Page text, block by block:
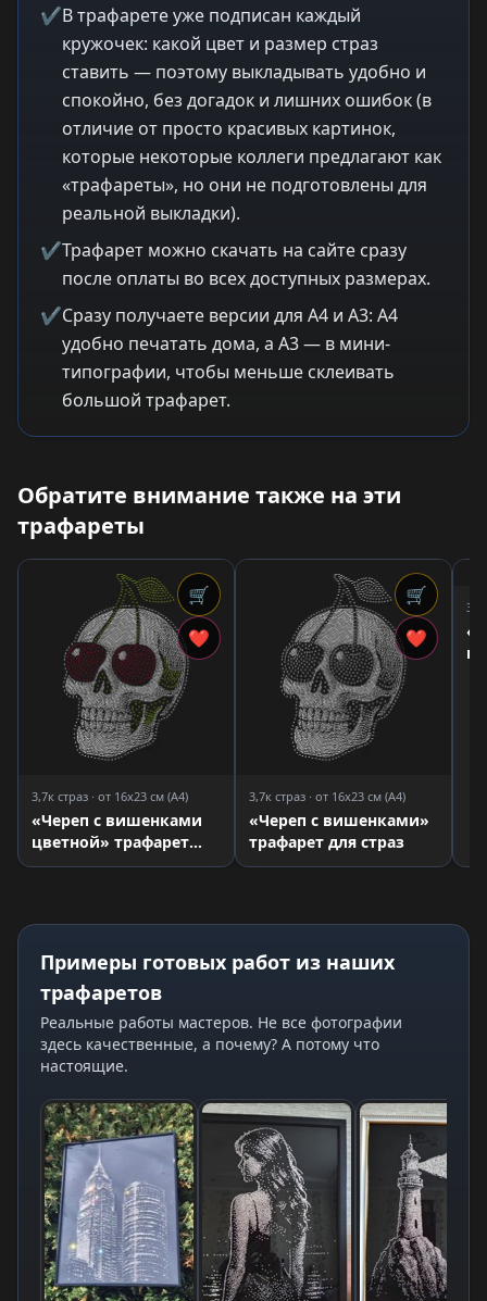
✔В трафарете уже подписан каждый
кружочек: какой цвет и размер страз
ставить — поэтому выкладывать удобно и
спокойно, без догадок и лишних ошибок (в
отличие от просто красивых картинок,
которые некоторые коллеги предлагают как
«трафареты», но они не подготовлены для
реальной выкладки).
✔Трафарет можно скачать на сайте сразу
после оплаты во всех доступных размерах.
✔Сразу получаете версии для A4 и A3: A4
удобно печатать дома, а A3 — в мини-
типографии, чтобы меньше склеивать
большой трафарет.
Обратите внимание также на эти
трафареты
🛒
❤
3,7к страз · от 16x23 см (A4)
«Череп с вишенками
цветной» трафарет
для страз
🛒
❤
3,7к страз · от 16x23 см (A4)
«Череп с вишенками»
трафарет для страз
Примеры готовых работ из наших
трафаретов
Реальные работы мастеров. Не все фотографии
здесь качественные, а почему? А потому что
настоящие.